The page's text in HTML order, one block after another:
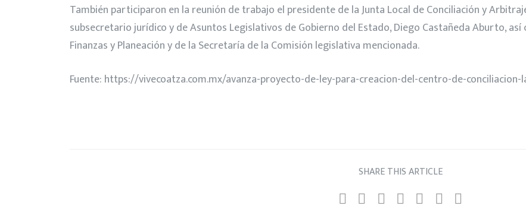
También participaron en la reunión de trabajo el presidente de la Junta Local de Conciliación y
subsecretario jurídico y de Asuntos Legislativos de Gobierno del Estado, Diego Castañeda Aburto,
Finanzas y Planeación y de la Secretaría de la Comisión legislativa mencionada.
Fuente: https://vivecoatza.com.mx/avanza-proyecto-de-ley-para-creacion-del-centro-de-
SHARE THIS ARTICLE